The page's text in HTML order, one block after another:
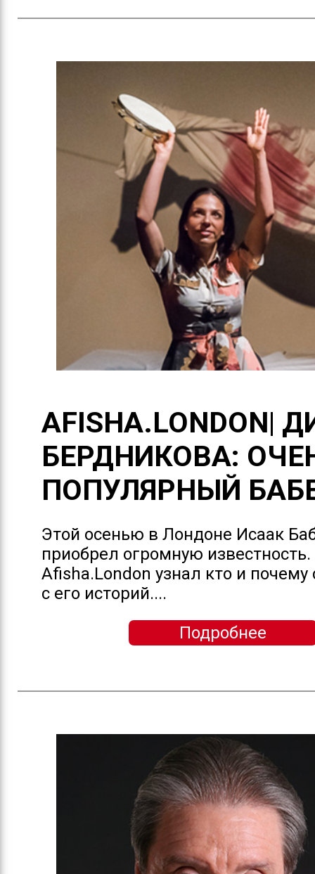
AFISHA.LONDON|
БЕРДНИКОВА:
ПОПУЛЯРНЫЙ
Этой осенью в Лондоне Исаак
приобрел огромную
Afisha.London узнал кто и
с его историй....
Подробнее